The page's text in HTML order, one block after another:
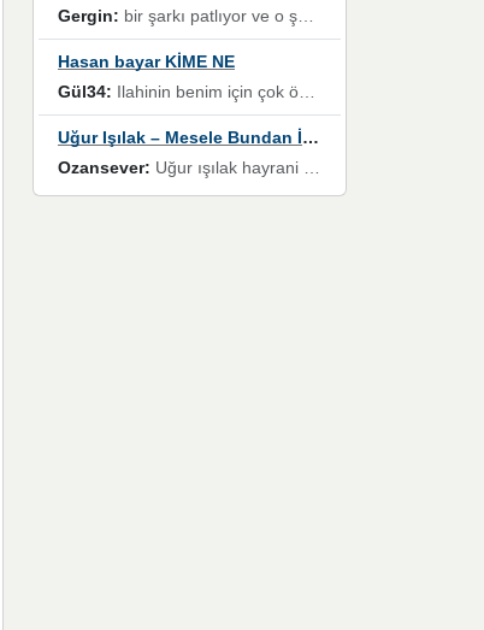
Gergin: bir şarkı patlıyor ve o şarkıyı millet her paylaşımın altına koyuyor ve öyle bir durum hal alıyor ki şarkıyı dinlemeden şarkıdan bikıyorsun Ama bu enteresan bir şekilde dillere dolanıyor millet olarak seviyoruz dertlerle boğuşurken bir yandan da göbek atmayi))) diyeceklerim bu kadar güzel hoş bir sayfa emeğinize sağlık arkadaşlar kolay gelsin
Hasan bayar KİME NE
Gül34: Ilahinin benim için çok özel bir yeri var İlk çıktığında komşum ne kadar yüksek sesle dinliyorsa orada duymuştum ve YouTube'dan aratıp Bu ilahiyi bulmuştum ve sonra müdavimi oldum günlük Ben de 3-5 kere dinleyip ezberleyip artık ilahiye bende eşlik ediyorum yüksek sesle Allah razı olsun hizmet nimettir Rabbim sizin zahmetlerinize de hayırlı nimetler versin Selam ve dua ile Allah'a emanet olun
Uğur Işılak – Mesele Bundan İbaret
Ozansever: Uğur ışılak hayrani olarak eski yeni tüm eserlerini keyifle huzurla dinleyenlerden birisiyim, emeğine saygı duyan gönül veren bunu en güzel şekilde sevenlerine ulaştıran siz değerli sayfa yöneticilerine de teşekkür ederim